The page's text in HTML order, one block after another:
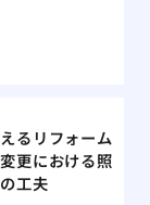
るリフォーム
更における照
工夫